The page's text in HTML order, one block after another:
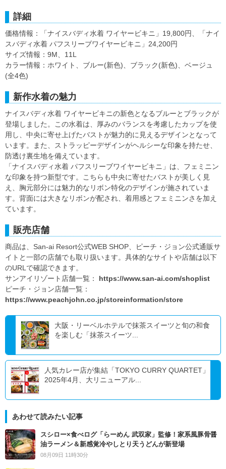
詳細
価格情報：「ナイスバディ水着 ワイヤービキニ」19,800円、「ナイ
スバディ水着 パフスリーブワイヤービキニ」24,200円
サイズ情報：9M、11L
カラー情報：ホワイト、ブルー(新色)、ブラック(新色)、ベージュ
(全4色)
新作水着の魅力
ナイスバディ水着 ワイヤービキニの新色となるブルーとブラックが
登場しました。この水着は、厚みのバランスを考慮したカップを使
用し、中央に寄せ上げたバストが魅力的に見えるデザインとなって
います。また、ストラッピーデザインがヘルシーな印象を持たせ、
防透け裏生地を備えています。
「ナイスバディ水着 パフスリーブワイヤービキニ」は、フェミニン
な印象を持つ新型です。こちらも中央に寄せたバストが美しく見
え、胸元部分には魅力的なリボン特化のデザインが施されていま
す。背面には大きなリボンが配され、着用感とフェミニンさを加え
ています。
販売店舗
商品は、San-ai Resort公式WEB SHOP、ピーチ・ジョン公式通販サ
イトと一部の店舗でも取り扱います。具体的なサイトや店舗は以下
のURLで確認できます。
サンアイリゾート店舗一覧： https://www.san-ai.com/shoplist
ピーチ・ジョン店舗一覧：
https://www.peachjohn.co.jp/storeinformation/store
大阪・リーベルホテルで抹茶スイーツと旬の和食
を楽しむ「抹茶スイーツ...
人気カレー店が集結「TOKYO CURRY QUARTET」
2025年4月、大リニューアル...
あわせて読みたい記事
スシロー×食べログ「らーめん 武双家」監修！家系風豚骨醤
油ラーメン＆新感覚冷やしとり天うどんが新登場
08月09日 11時30分